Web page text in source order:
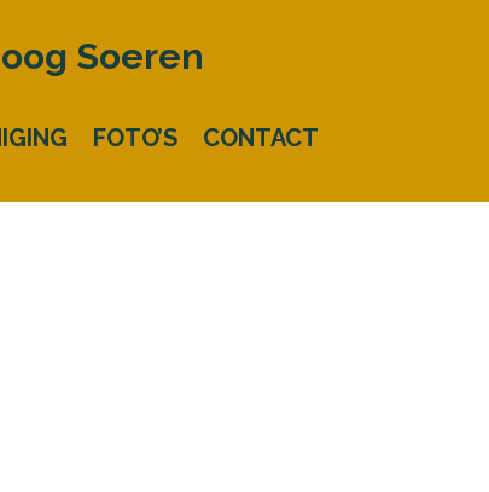
Soeren
FOTO’S CONTACT